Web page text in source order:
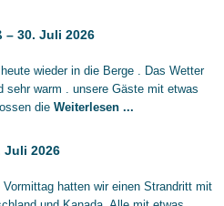
– 30. Juli 2026
wieder in die Berge . Das Wetter
sehr warm . unsere Gäste mit etwas
die Weiterlesen ...
Juli 2026
Vormittag hatten wir einen Strandritt mit